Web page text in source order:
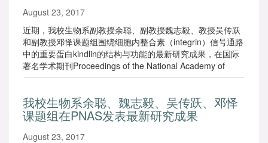
August 23, 2017
近期，我校生物系副教授余聪、副教授魏志毅、教授吴传跃
和副教授邓怿课题组围绕细胞内整合素（integrin）信号通路
中的重要蛋白kindlin的结构与功能的最新研究成果，在国际
著名学术期刊Proceedings of the National Academy of
Sciences of the United States of America 在线发表科研论
活integrin的结构机制，从分子水平揭示了kindlin在细胞与细
胞外基质（ECM）的相互作用以及相关疾病的发生发展过程
中如何发挥重要作用。
我校生物系余聪、魏志毅、吴传跃、邓怿
课题组在PNAS发表最新研究成果
August 23, 2017